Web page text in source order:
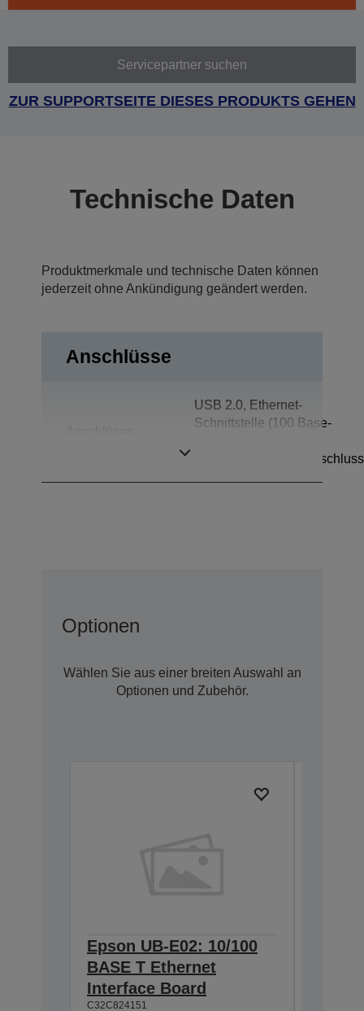
Servicepartner suchen
ZUR SUPPORTSEITE DIESES PRODUKTS GEHEN
Technische Daten
Produktmerkmale und technische Daten können
jederzeit ohne Ankündigung geändert werden.
Anschlüsse
USB 2.0, Ethernet-
Schnittstelle (100 Base-
Kassenschubladenanschluss
Optionen
Wählen Sie aus einer breiten Auswahl an
Optionen und Zubehör.
Epson UB-E02: 10/100
BASE T Ethernet
Interface Board
C32C824151